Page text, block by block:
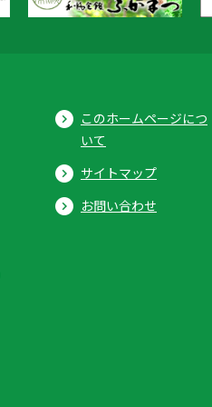
このホームページにつ
いて
サイトマップ
お問い合わせ